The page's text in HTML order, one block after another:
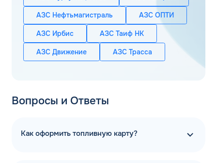
АЗС Нефтьмагистраль АЗС ОПТИ
АЗС Ирбис АЗС Таиф НК
АЗС Движение АЗС Трасса
Вопросы и Ответы
Как оформить топливную карту?